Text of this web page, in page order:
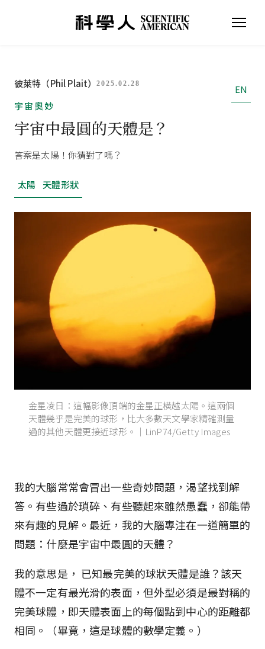
彼萊特（Phil Plait）2025.02.28
EN
宇宙奧妙
宇宙中最圓的天體是？
答案是太陽！你猜對了嗎？
太陽 天體形狀
金星凌日：這幅影像頂端的金星正橫越太陽。這兩個
天體幾乎是完美的球形，比大多數天文學家精確測量
過的其他天體更接近球形。｜LinP74/Getty Images
我的大腦常常會冒出一些奇妙問題，渴望找到解
答。有些過於瑣碎、有些聽起來雖然愚蠢，卻能帶
來有趣的見解。最近，我的大腦專注在一道簡單的
問題：什麼是宇宙中最圓的天體？
我的意思是， 已知最完美的球狀天體是誰？該天
體不一定有最光滑的表面，但外型必須是最對稱的
完美球體，即天體表面上的每個點到中心的距離都
相同。（畢竟，這是球體的數學定義。）